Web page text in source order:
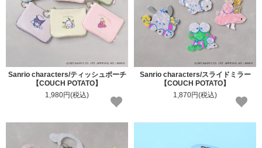
Sanrio characters/ティッシュポーチ
【COUCH POTATO】
1,980円(税込)
Sanrio characters/スライドミラー
【COUCH POTATO】
1,870円(税込)